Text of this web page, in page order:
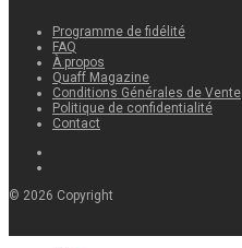
Programme de fidélité
FAQ
À propos
Quaff Magazine
Conditions Générales de Vente
Politique de confidentialité
Contact
© 2026 Copyright